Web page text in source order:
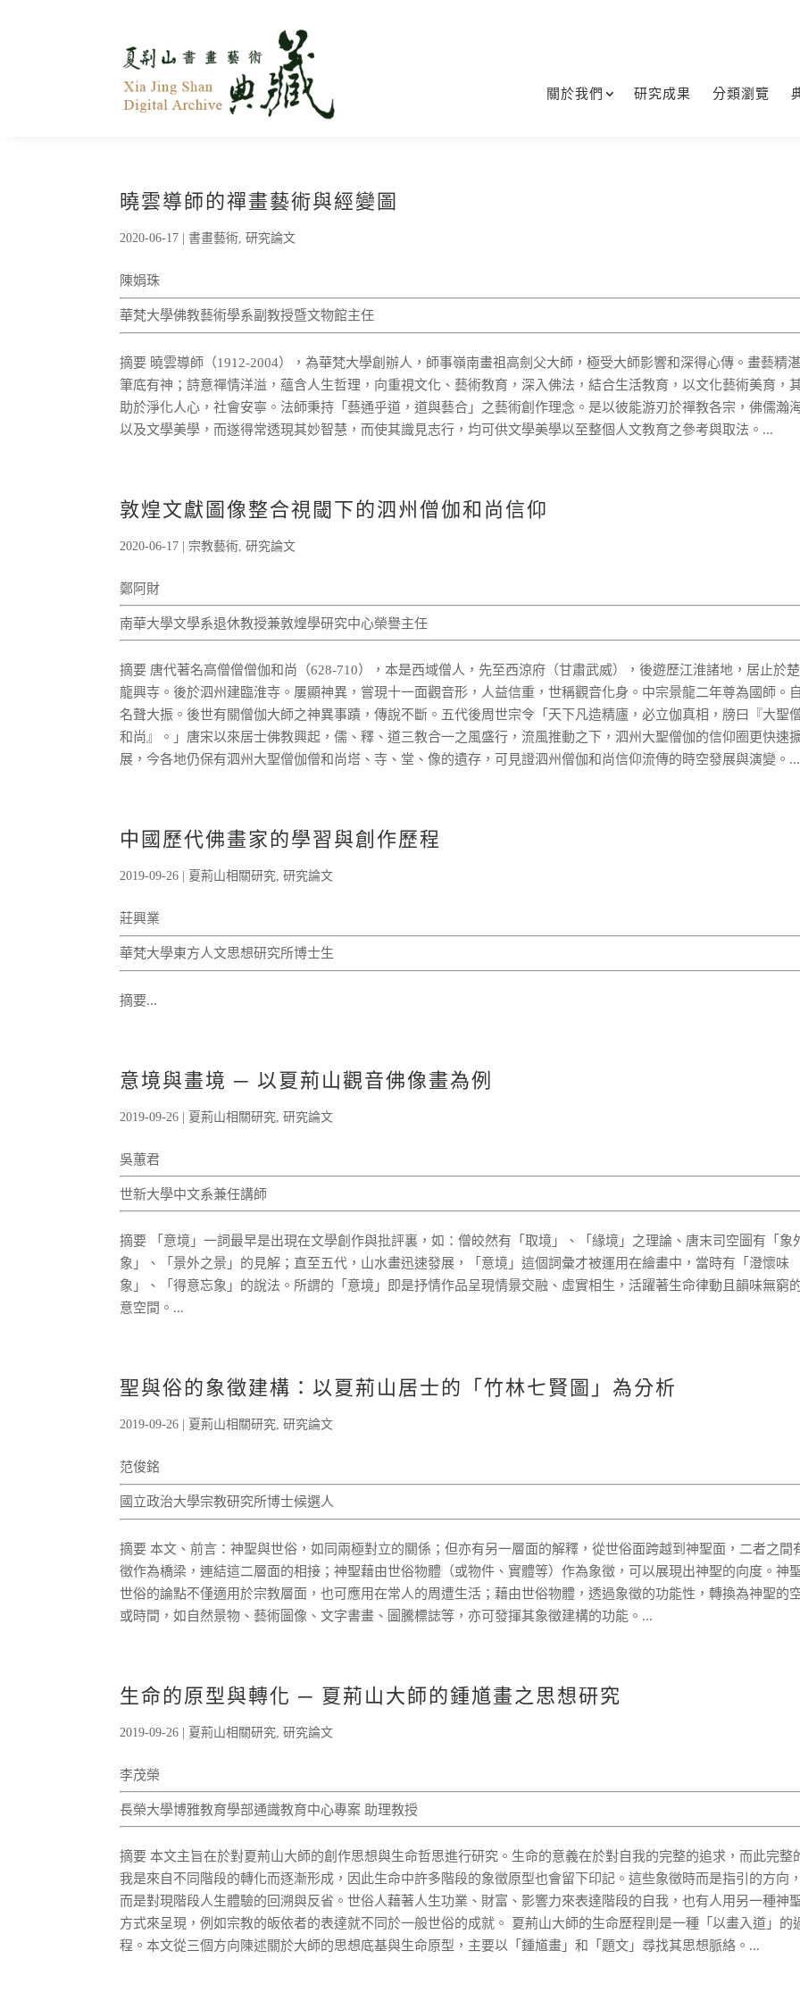
關於我們 研究成果 分類瀏覽
曉雲導師的禪畫藝術與經變圖
2020-06-17 |書畫藝術,研究論文
陳娟珠
華梵大學佛教藝術學系副教授暨文物館主任
摘要 曉雲導師（1912-2004），為華梵大學創辦人，師事嶺南畫祖高劍父大師，極受大師影響和深得心傳。畫藝精湛
筆底有神；詩意禪情洋溢，蘊含人生哲理，向重視文化、藝術教育，深入佛法，結合生活教育，以文化藝術美育，
助於淨化人心，社會安寧。法師秉持「藝通乎道，道與藝合」之藝術創作理念。是以彼能游刃於禪教各宗，佛儒瀚海
以及文學美學，而遂得常透現其妙智慧，而使其識見志行，均可供文學美學以至整個人文教育之參考與取法。...
敦煌文獻圖像整合視閾下的泗州僧伽和尚信仰
2020-06-17 | 宗教藝術 ,研究論文
鄭阿財
南華大學文學系退休教授兼敦煌學研究中心榮譽主任
摘要 唐代著名高僧僧僧伽和尚（628-710），本是西域僧人，先至西涼府（甘肅武威），後遊歷江淮諸地，居止於楚
龍興寺。後於泗州建臨淮寺。屢顯神異，嘗現十一面觀音形，人益信重，世稱觀音化身。中宗景龍二年尊為國師。
名聲大振。後世有關僧伽大師之神異事蹟，傳說不斷。五代後周世宗令「天下凡造精廬，必立伽真相，牓曰『大聖
和尚』。」唐宋以來居士佛教興起，儒、釋、道三教合一之風盛行，流風推動之下，泗州大聖僧伽的信仰圈更快速
展，今各地仍保有泗州大聖僧伽僧和尚塔、寺、堂、像的遺存，可見證泗州僧伽和尚信仰流傳的時空發展與演變。...
中國歷代佛畫家的學習與創作歷程
2019-09-26 夏荊山相關研究,研究論文
莊興業
華梵大學東方人文思想研究所博士生
摘要...
意境與畫境 ─ 以夏荊山觀音佛像畫為例
2019-09-26 | 夏荊山相關研究 ,研究論文
吳蕙君
世新大學中文系兼任講師
摘要 「意境」一詞最早是出現在文學創作與批評裏，如：僧皎然有「取境」、「緣境」之理論、唐末司空圖有「象
象」、「景外之景」的見解；直至五代，山水畫迅速發展，「意境」這個詞彙才被運用在繪畫中，當時有「澄懷味
象」、「得意忘象」的說法。所謂的「意境」即是抒情作品呈現情景交融、虛實相生，活躍著生命律動且韻味無窮
意空間。...
聖與俗的象徵建構：以夏荊山居士的「竹林七賢圖」為分析
2019-09-26 夏荊山相關研究,研究論文
范俊銘
國立政治大學宗教研究所博士候選人
摘要 本文、前言：神聖與世俗，如同兩極對立的關係；但亦有另一層面的解釋，從世俗面跨越到神聖面，二者之間
徵作為橋梁，連結這二層面的相接；神聖藉由世俗物體（或物件、實體等）作為象徵，可以展現出神聖的向度。神
世俗的論點不僅適用於宗教層面，也可應用在常人的周遭生活；藉由世俗物體，透過象徵的功能性，轉換為神聖的
或時間，如自然景物、藝術圖像、文字書畫、圖騰標誌等，亦可發揮其象徵建構的功能。...
生命的原型與轉化 ─ 夏荊山大師的鍾馗畫之思想研究
2019-09-26 | 夏荊山相關研究 ,研究論文
李茂榮
長榮大學博雅教育學部通識教育中心專案 助理教授
摘要 本文主旨在於對夏荊山大師的創作思想與生命哲思進行研究。生命的意義在於對自我的完整的追求，而此完整
我是來自不同階段的轉化而逐漸形成，因此生命中許多階段的象徵原型也會留下印記。這些象徵時而是指引的方向
而是對現階段人生體驗的回溯與反省。世俗人藉著人生功業、財富、影響力來表達階段的自我，也有人用另一種神
方式來呈現，例如宗教的皈依者的表達就不同於一般世俗的成就。 夏荊山大師的生命歷程則是一種「以畫入道」的
程。本文從三個方向陳述關於大師的思想底基與生命原型，主要以「鍾馗畫」和「題文」尋找其思想脈絡。...